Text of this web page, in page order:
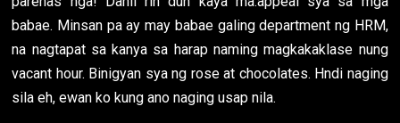
babae. Minsan pa ay may babae galing department ng HRM,
na nagtapat sa kanya sa harap naming magkakaklase nung
vacant hour. Binigyan sya ng rose at chocolates. Hndi naging
sila eh, ewan ko kung ano naging usap nila.